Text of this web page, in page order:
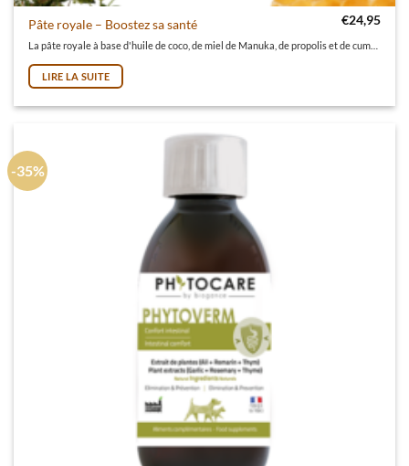
Pâte royale – Boostez sa santé €24,95
LIRE LA SUITE
-35%